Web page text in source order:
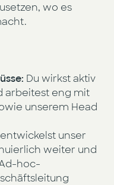
wo es
Du wirkst aktiv
arbeitest eng mit
unserem Head
unser
weiter und
hoc-